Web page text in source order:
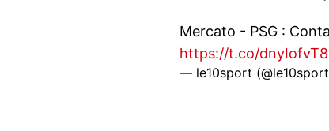
Mercato - PSG :
https://t.co/
— le10sport